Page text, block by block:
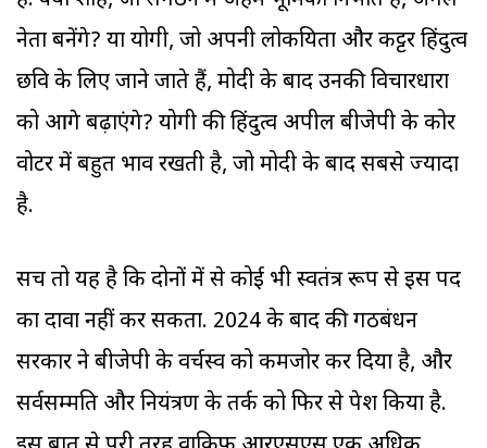
नेता बनेंगे? या योगी, जो अपनी लोकप्रियता और कट्टर हिंदुत्व
छवि के लिए जाने जाते हैं, मोदी के बाद उनकी विचारधारा
को आगे बढ़ाएंगे? योगी की हिंदुत्व अपील बीजेपी के कोर
वोटर में बहुत प्रभाव रखती है, जो मोदी के बाद सबसे ज्यादा
है.
सच तो यह है कि दोनों में से कोई भी स्वतंत्र रूप से इस पद
का दावा नहीं कर सकता. 2024 के बाद की गठबंधन
सरकार ने बीजेपी के वर्चस्व को कमजोर कर दिया है, और
सर्वसम्मति और नियंत्रण के तर्क को फिर से पेश किया है.